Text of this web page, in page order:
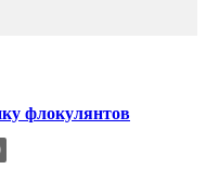
флокулянтов